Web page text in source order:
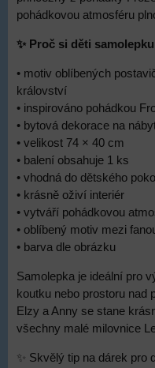
pohádkovou atmosféru
✨ Proč si děti
• motiv oblíbených
království
• inspirováno pohádkou
• bytová dekorace na
• velikost 74 × 40 cm
• balení obsahuje 1 ks
• vhodná do dětského
• krásně oživí interiér
• vytváří pohádkovou
• oblíbený motiv mezi
• barva dle obrázku
Samolepka je ideální pro
koutku nebo prostoru nad
Elzy a Anny se stane
všechny malé milovnice
✨ Skvělý tip na dárek pro